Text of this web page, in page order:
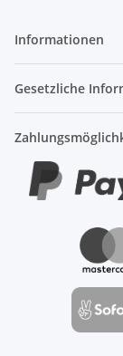
Informationen
Gesetzliche